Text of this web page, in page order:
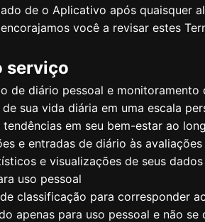
de o Aplicativo após quaisquer
você a revisar estes
serviço
de diário pessoal e
sua vida diária em uma escala
em seu bem-estar ao
e entradas de diário às
e visualizações de seus
uso pessoal
classificação para corresponder
apenas para uso pessoal e não